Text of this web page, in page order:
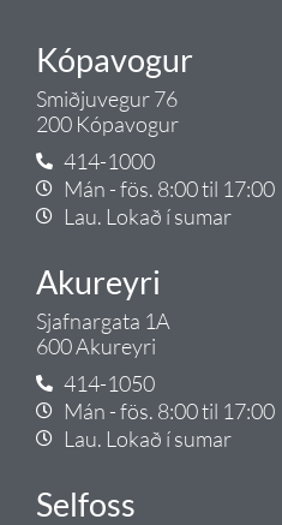
Kópavogur
Smiðjuvegur 76
200 Kópavogur
414-1000
Mán - fös. 8:00 til 17:00
Lau. Lokað í sumar
Akureyri
Sjafnargata 1A
600 Akureyri
414-1050
Mán - fös. 8:00 til 17:00
Lau. Lokað í sumar
Selfoss